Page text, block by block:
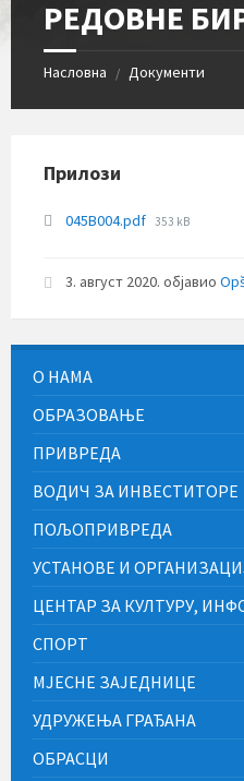
РЕДОВНЕ
Насловна / Документи
Прилози
045B004.pdf File
353 kB
3. август 2020. објавио
О НАМА
ОБРАЗОВАЊЕ
ПРИВРЕДА
ВОДИЧ ЗА ИНВЕСТИТОРЕ
ПОЉОПРИВРЕДА
УСТАНОВЕ И
ЦЕНТАР ЗА КУЛТУРУ,
СПОРТ
МЈЕСНЕ ЗАЈЕДНИЦЕ
УДРУЖЕЊА ГРАЂАНА
ОБРАСЦИ